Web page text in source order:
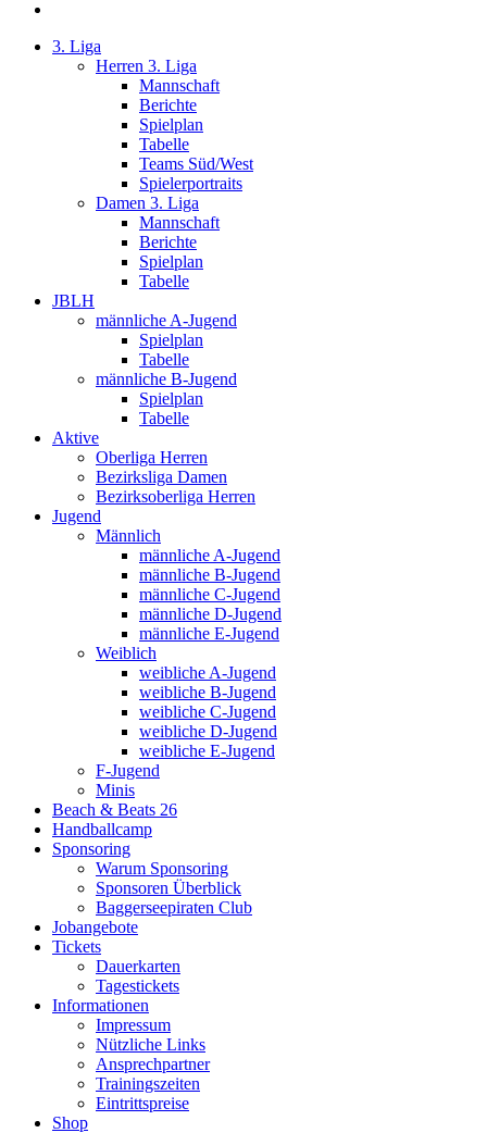
3. Liga
Herren 3. Liga
Mannschaft
Berichte
Spielplan
Tabelle
Teams Süd/West
Spielerportraits
Damen 3. Liga
Mannschaft
Berichte
Spielplan
Tabelle
JBLH
männliche A-Jugend
Spielplan
Tabelle
männliche B-Jugend
Spielplan
Tabelle
Aktive
Oberliga Herren
Bezirksliga Damen
Bezirksoberliga Herren
Jugend
Männlich
männliche A-Jugend
männliche B-Jugend
männliche C-Jugend
männliche D-Jugend
männliche E-Jugend
Weiblich
weibliche A-Jugend
weibliche B-Jugend
weibliche C-Jugend
weibliche D-Jugend
weibliche E-Jugend
F-Jugend
Minis
Beach & Beats 26
Handballcamp
Sponsoring
Warum Sponsoring
Sponsoren Überblick
Baggerseepiraten Club
Jobangebote
Tickets
Dauerkarten
Tagestickets
Informationen
Impressum
Nützliche Links
Ansprechpartner
Trainingszeiten
Eintrittspreise
Shop